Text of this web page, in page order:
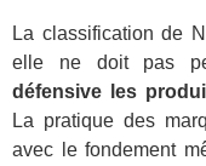
La classification de
elle ne doit pas
défensive les
La pratique des
avec le fondement